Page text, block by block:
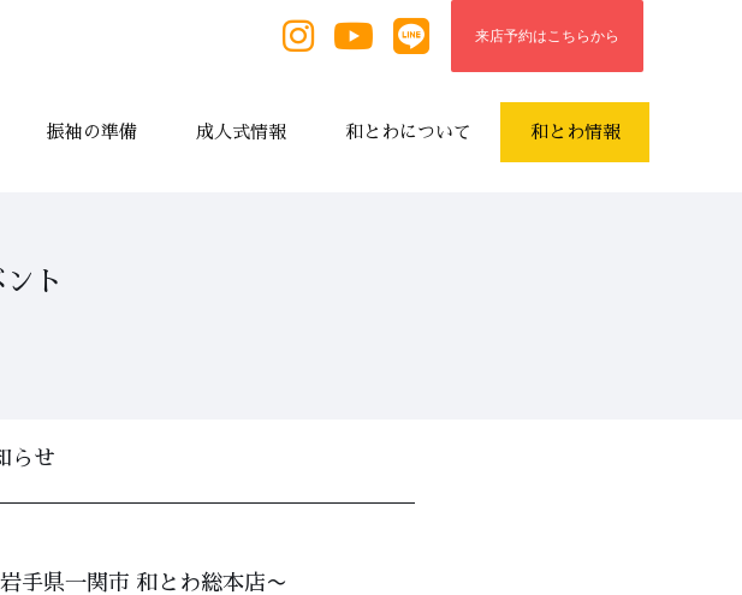
振袖の準備 成人式情報 和とわについて 和とわ情報
来店予約はこちらから
ト
らせ
手県一関市 和とわ総本店〜